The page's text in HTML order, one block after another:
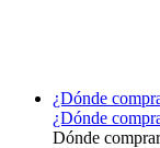
¿Dónde
¿Dónde
Dónde